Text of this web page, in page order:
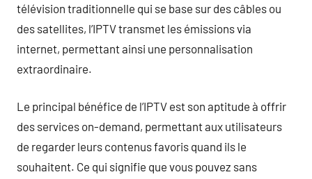
télévision traditionnelle qui se base sur des câbles ou
des satellites, l’IPTV transmet les émissions via
internet, permettant ainsi une personnalisation
extraordinaire.
Le principal bénéfice de l’IPTV est son aptitude à offrir
des services on-demand, permettant aux utilisateurs
de regarder leurs contenus favoris quand ils le
souhaitent. Ce qui signifie que vous pouvez sans